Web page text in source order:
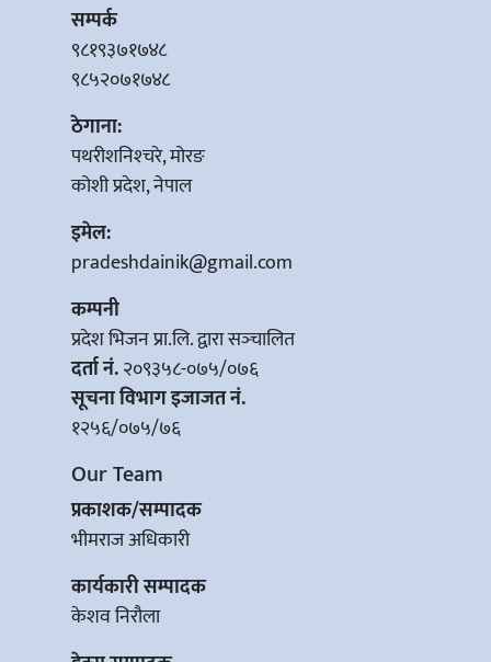
सम्पर्क
९८१९३७१७४८
९८५२०७१७४८
ठेगाना:
पथरीशनिश्‍चरे, मोरङ
कोशी प्रदेश, नेपाल
इमेल:
pradeshdainik@gmail.com
कम्पनी
प्रदेश भिजन प्रा.लि. द्वारा सञ्‍चालित
दर्ता नं.२०९३५८-०७५/०७६
सूचना विभाग इजाजत नं.
१२५६/०७५/७६
Our Team
प्रकाशक/सम्पादक
भीमराज अधिकारी
कार्यकारी सम्पादक
केशव निरौला